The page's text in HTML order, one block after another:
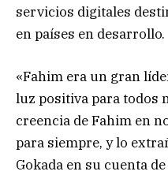
servicios digitales
en países en desarrollo.
«Fahim era un gran
luz positiva para todos
creencia de Fahim en
para siempre, y lo
Gokada en su cuenta de